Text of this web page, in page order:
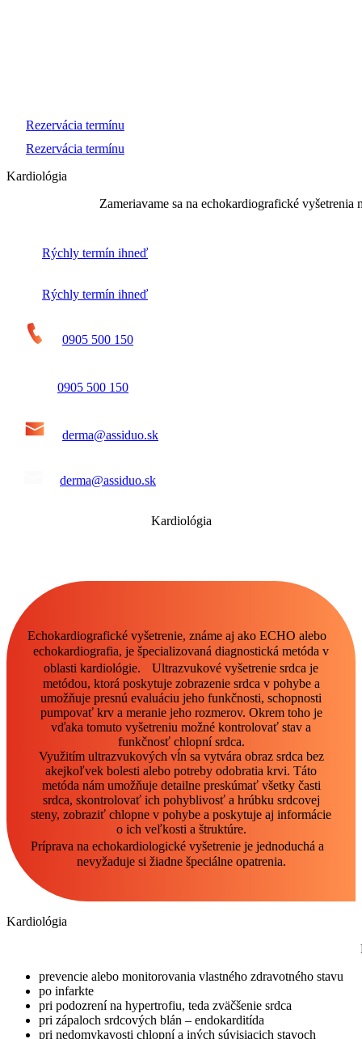
Rezervácia termínu
Rezervácia termínu
Kardiológia
Zameriavame sa na echokardiografické
Rýchly termín ihneď
Rýchly termín ihneď
0905 500 150
0905 500 150
derma@assiduo.sk
derma@assiduo.sk
Kardiológia
Echokardiografické vyšetrenie, známe aj ako ECHO alebo
echokardiografia, je špecializovaná diagnostická metóda v
oblasti kardiológie. Ultrazvukové vyšetrenie srdca je
metódou, ktorá poskytuje zobrazenie srdca v pohybe a
umožňuje presnú evaluáciu jeho funkčnosti, schopnosti
pumpovať krv a meranie jeho rozmerov. Okrem toho je
vďaka tomuto vyšetreniu možné kontrolovať stav a
funkčnosť chlopní srdca.
Využitím ultrazvukových vĺn sa vytvára obraz srdca bez
akejkoľvek bolesti alebo potreby odobratia krvi. Táto
metóda nám umožňuje detailne preskúmať všetky časti
srdca, skontrolovať ich pohyblivosť a hrúbku srdcovej
steny, zobraziť chlopne v pohybe a poskytuje aj informácie
o ich veľkosti a štruktúre.
Príprava na echokardiologické vyšetrenie je jednoduchá a
nevyžaduje si žiadne špeciálne opatrenia.
Kardiológia
prevencie alebo monitorovania vlastného zdravotného stavu
po infarkte
pri podozrení na hypertrofiu, teda zväčšenie srdca
pri zápaloch srdcových blán – endokarditída
pri nedomykavosti chlopní a iných súvisiacich stavoch